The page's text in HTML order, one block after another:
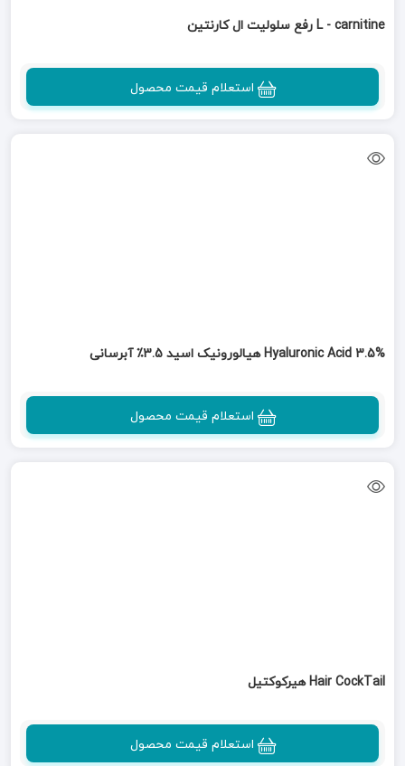
L - carnitine رفع سلولیت ال کارنتین
استعلام قیمت محصول
Hyaluronic Acid 3.5% هیالورونیک اسید 3.5٪ آبرسانی
استعلام قیمت محصول
Hair CockTail هیرکوکتیل
استعلام قیمت محصول